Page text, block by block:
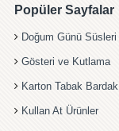
Popüler Sayfalar
Doğum Günü Süsleri
Gösteri ve Kutlama
Karton Tabak Bardak
Kullan At Ürünler